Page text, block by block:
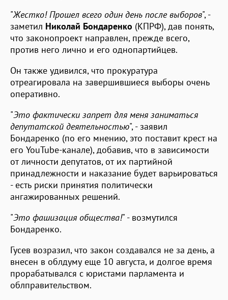
"Жестко! Прошел всего один день после выборов", -
заметил Николай Бондаренко (КПРФ), дав понять,
что законопроект направлен, прежде всего,
против него лично и его однопартийцев.
Он также удивился, что прокуратура
отреагировала на завершившиеся выборы очень
оперативно.
"Это фактически запрет для меня заниматься
депутатской деятельностью", - заявил
Бондаренко (по его мнению, это поставит крест на
его YouTube-канале), добавив, что в зависимости
от личности депутатов, от их партийной
принадлежности и наказание будет варьироваться
- есть риски принятия политически
ангажированных решений.
"Это фашизация общества!" - возмутился
Бондаренко.
Гусев возразил, что закон создавался не за день, а
внесен в облдуму еще 10 августа, и долгое время
прорабатывался с юристами парламента и
облправительством.